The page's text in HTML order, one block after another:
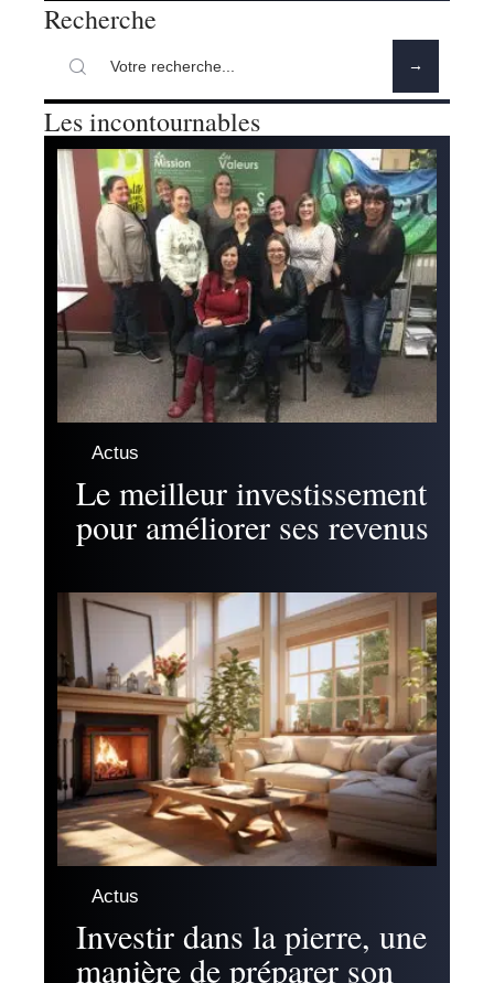
Recherche
Les incontournables
Actus
Le meilleur investissement
pour améliorer ses revenus
Actus
Investir dans la pierre, une
manière de préparer son